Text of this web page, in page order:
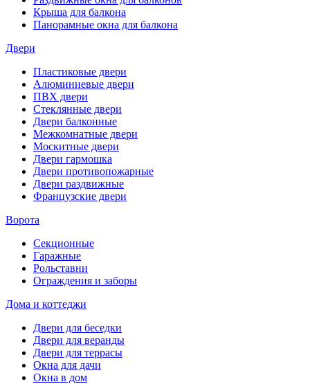
Крыша для балкона
Панорамные окна для балкона
Двери
Пластиковые двери
Алюминиевые двери
ПВХ двери
Стеклянные двери
Двери балконные
Межкомнатные двери
Москитные двери
Двери гармошка
Двери противопожарные
Двери раздвижные
Французские двери
Ворота
Секционные
Гаражные
Рольставни
Ограждения и заборы
Дома и коттеджи
Двери для беседки
Двери для веранды
Двери для террасы
Окна для дачи
Окна в дом